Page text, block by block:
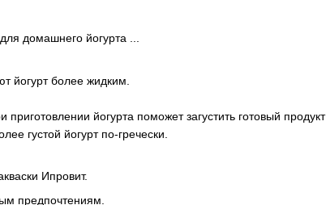
домашнего йогурта ...
йогурт более жидким.
йогурта поможет загустить готовый продукт
густой йогурт по-гречески.
Ипровит.
предпочтениям.